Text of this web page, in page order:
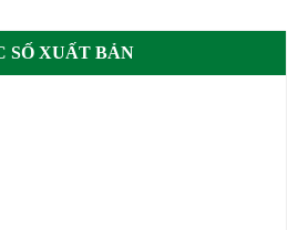
SỐ XUẤT BẢN